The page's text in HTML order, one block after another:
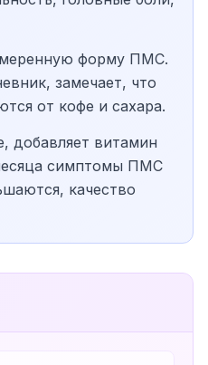
форму ПМС.
замечает, что
от кофе и сахара.
добавляет витамин
симптомы ПМС
качество